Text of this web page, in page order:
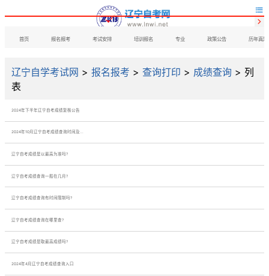

首页 报名报考 考试安排 培训报名 专业 政策公告 历年真题

辽宁自学考试网 > 报名报考 > 查询打印 > 成绩查询 > 列
表
2024年下半年辽宁自考成绩复核公告
2024年10月辽宁自考成绩查询时间及...
辽宁自考成绩是以最高为准吗?
辽宁自考成绩查询一般在几月?
辽宁自考成绩查询有时间限制吗?
辽宁自考成绩查询在哪里查?
辽宁自考成绩是取最高成绩吗?
2024年4月辽宁自考成绩查询入口